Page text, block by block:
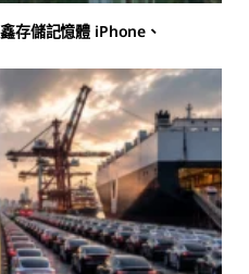
存儲記憶體 iPhone、